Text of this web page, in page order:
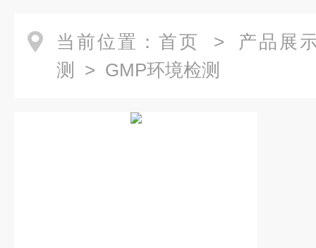
当前位置： 首页 > 产品展
测
> GMP环境检测